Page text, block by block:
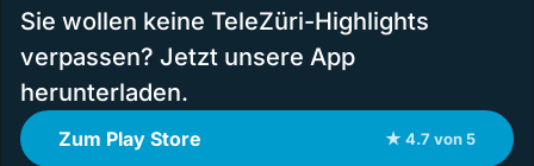
Sie wollen keine TeleZüri-Highlights
verpassen? Jetzt unsere App
herunterladen.
Zum Play Store ★ 4.7 von 5